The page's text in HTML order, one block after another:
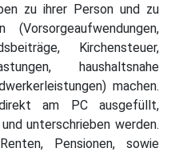
zu ihrer Person und zu
(Vorsorgeaufwendungen,
Kirchensteuer,
haushaltsnahe
machen.
am PC ausgefüllt,
unterschrieben werden.
Pensionen, sowie